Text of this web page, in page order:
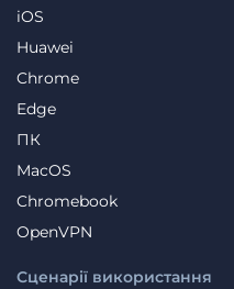
iOS
Huawei
Chrome
Edge
ПК
MacOS
Chromebook
OpenVPN
Сценарії використання